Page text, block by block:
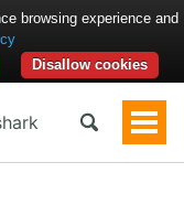
browsing experience and
Disallow cookies